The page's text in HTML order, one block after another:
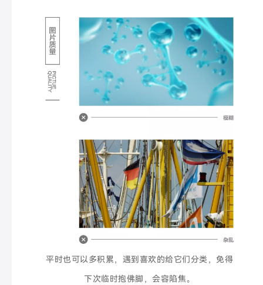
平时也可以多积累，遇到喜欢的给它们分类，免得
下次临时抱佛脚，会容陷焦。